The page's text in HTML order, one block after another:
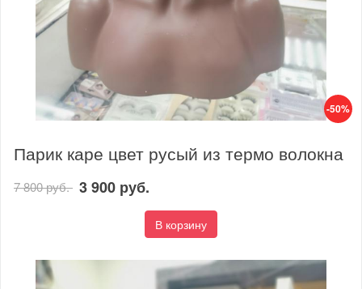
-50%
Парик каре цвет русый из термо волокна
7 800 руб. 3 900 руб.
В корзину